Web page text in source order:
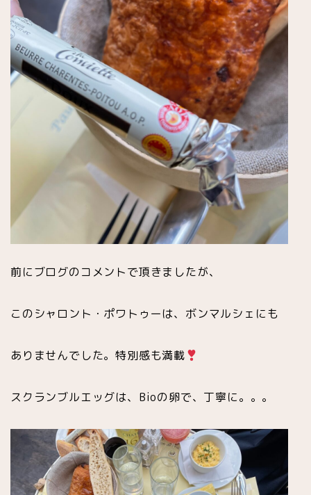
前にブログのコメントで頂きましたが、
このシャロント・ポワトゥーは、ボンマルシェにも
ありませんでした。特別感も満載
スクランブルエッグは、Bioの卵で、丁寧に。。。